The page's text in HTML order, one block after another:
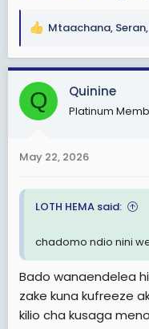
R
a
c
t
i
s
Mtaachana, Seran,
Q Quinine
Platinum
May 22, 2026
LOTH HEMA said:
chadomo ndio nini
Bado wanaendelea
zake kuna kufreeze
kilio cha kusaga